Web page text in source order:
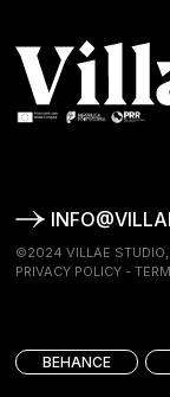
©2024 VILLAE STUDIO,
PRIVACY POLICY -
BEHANCE